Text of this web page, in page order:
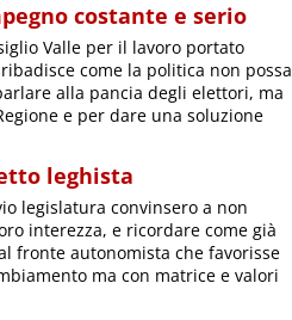
costante e serio
Valle per il lavoro portato
come la politica non possa
alla pancia degli elettori, ma
e per dare una soluzione
leghista
legislatura convinsero a non
interezza, e ricordare come già
fronte autonomista che favorisse
ma con matrice e valori